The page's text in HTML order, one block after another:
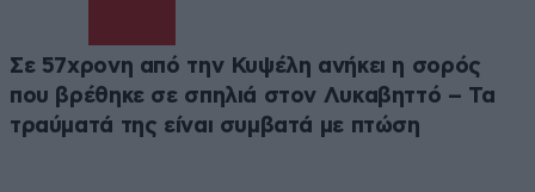
Σε 57χρονη από την Κυψέλη ανήκει η σορός
που βρέθηκε σε σπηλιά στον Λυκαβηττό – Τα
τραύματά της είναι συμβατά με πτώση